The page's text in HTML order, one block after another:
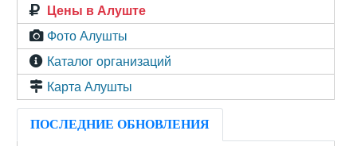
Цены в Алуште
Фото Алушты
Каталог организаций
Карта Алушты
ПОСЛЕДНИЕ ОБНОВЛЕНИЯ